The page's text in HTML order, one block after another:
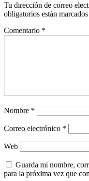
Tu dirección de correo
obligatorios están
Comentario *
Nombre *
Correo electrónico *
Web
Guarda mi nombre,
para la próxima vez que